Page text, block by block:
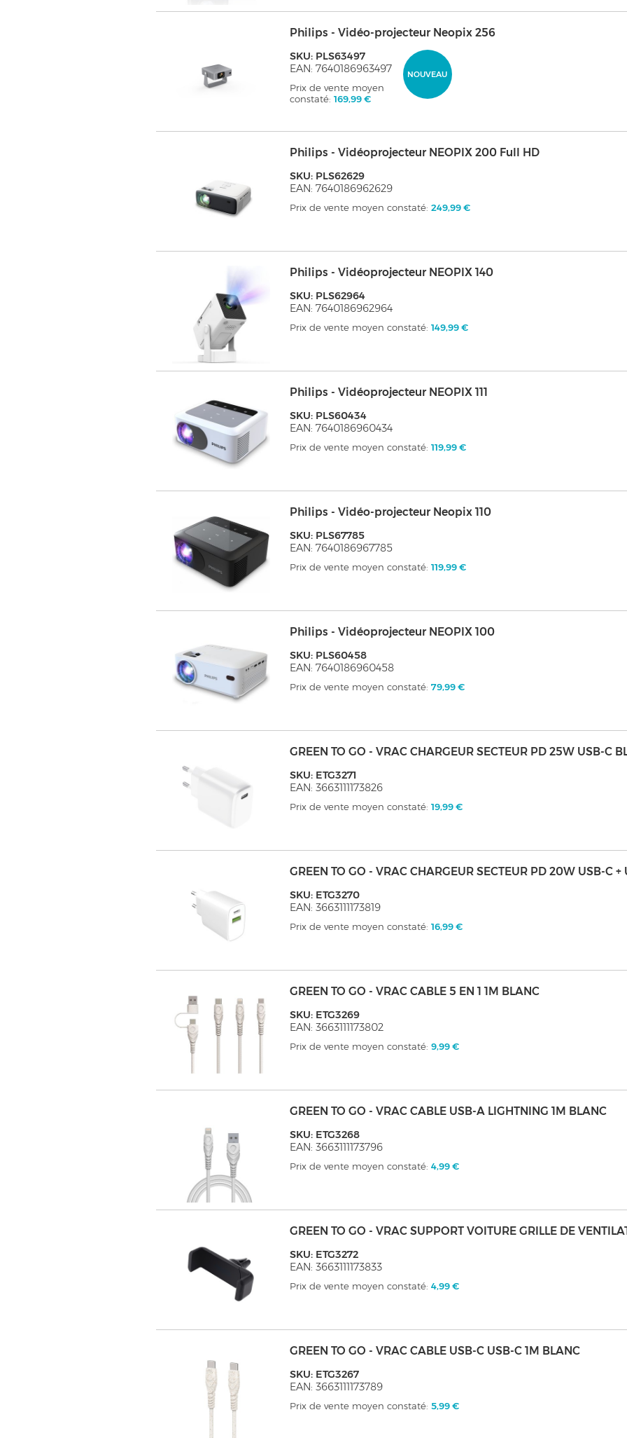
Philips - Vidéo-projecteur Neopix 256
NOUVEAU
SKU: PLS63497
EAN: 7640186963497
Prix de vente moyen
constaté:169,99 €
Philips - Vidéoprojecteur NEOPIX 200 Full HD
SKU: PLS62629
EAN: 7640186962629
Prix de vente moyen constaté:249,99 €
Philips - Vidéoprojecteur NEOPIX 140
SKU: PLS62964
EAN: 7640186962964
Prix de vente moyen constaté:149,99 €
Philips - Vidéoprojecteur NEOPIX 111
SKU: PLS60434
EAN: 7640186960434
Prix de vente moyen constaté:119,99 €
Philips - Vidéo-projecteur Neopix 110
SKU: PLS67785
EAN: 7640186967785
Prix de vente moyen constaté:119,99 €
Philips - Vidéoprojecteur NEOPIX 100
SKU: PLS60458
EAN: 7640186960458
Prix de vente moyen constaté:79,99 €
GREEN TO GO - VRAC CHARGEUR SECTEUR PD 25W USB-C
SKU: ETG3271
EAN: 3663111173826
Prix de vente moyen constaté:19,99 €
GREEN TO GO - VRAC CHARGEUR SECTEUR PD 20W USB-C
SKU: ETG3270
EAN: 3663111173819
Prix de vente moyen constaté:16,99 €
GREEN TO GO - VRAC CABLE 5 EN 1 1M BLANC
SKU: ETG3269
EAN: 3663111173802
Prix de vente moyen constaté:9,99 €
GREEN TO GO - VRAC CABLE USB-A LIGHTNING 1M BLANC
SKU: ETG3268
EAN: 3663111173796
Prix de vente moyen constaté:4,99 €
GREEN TO GO - VRAC SUPPORT VOITURE GRILLE DE
SKU: ETG3272
EAN: 3663111173833
Prix de vente moyen constaté:4,99 €
GREEN TO GO - VRAC CABLE USB-C USB-C 1M BLANC
SKU: ETG3267
EAN: 3663111173789
Prix de vente moyen constaté:5,99 €